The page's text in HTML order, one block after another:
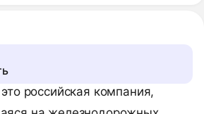
российская компания,